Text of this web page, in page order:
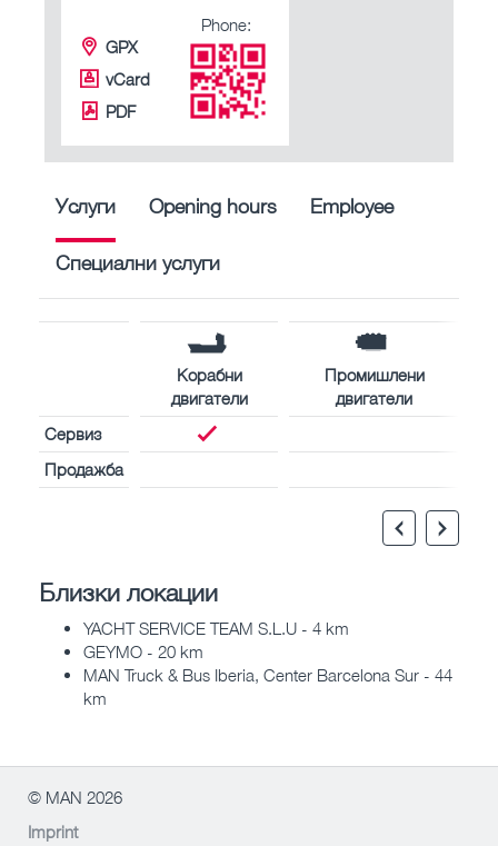
GPX
vCard
PDF
Phone:
Услуги Opening hours Employee
Специални услуги
Корабни
двигатели
Промишлени
двигатели
Сервиз
Продажба
Близки локации
YACHT SERVICE TEAM S.L.U - 4 km
GEYMO - 20 km
MAN Truck & Bus Iberia, Center Barcelona Sur - 44
km
© MAN 2026
Imprint